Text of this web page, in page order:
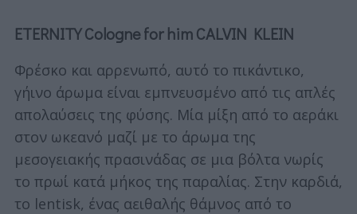
ETERNITY Cologne for him CALVIN KLEIN
Φρέσκο και αρρενωπό, αυτό το πικάντικο,
γήινο άρωμα είναι εμπνευσμένο από τις απλές
απολαύσεις της φύσης. Μία μίξη από το αεράκι
στον ωκεανό μαζί με το άρωμα της
μεσογειακής πρασινάδας σε μια βόλτα νωρίς
το πρωί κατά μήκος της παραλίας. Στην καρδιά,
το lentisk, ένας αειθαλής θάμνος από το